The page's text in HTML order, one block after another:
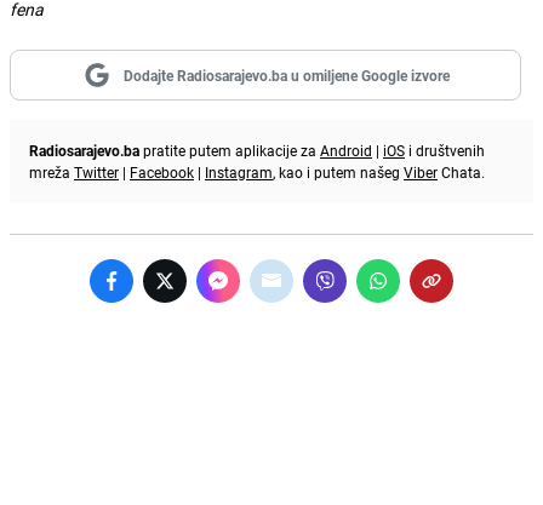
fena
Dodajte Radiosarajevo.ba u omiljene Google izvore
Radiosarajevo.bapratite putem aplikacije za Android | iOS i društvenih
mreža Twitter | Facebook | Instagram, kao i putem našeg ViberChata.